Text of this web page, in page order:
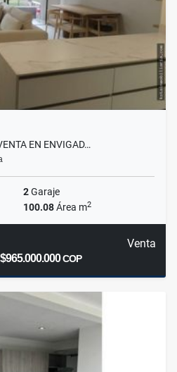
EN ENVIGAD…
2Garaje
100.08Área m2
Venta
$965.000.000COP